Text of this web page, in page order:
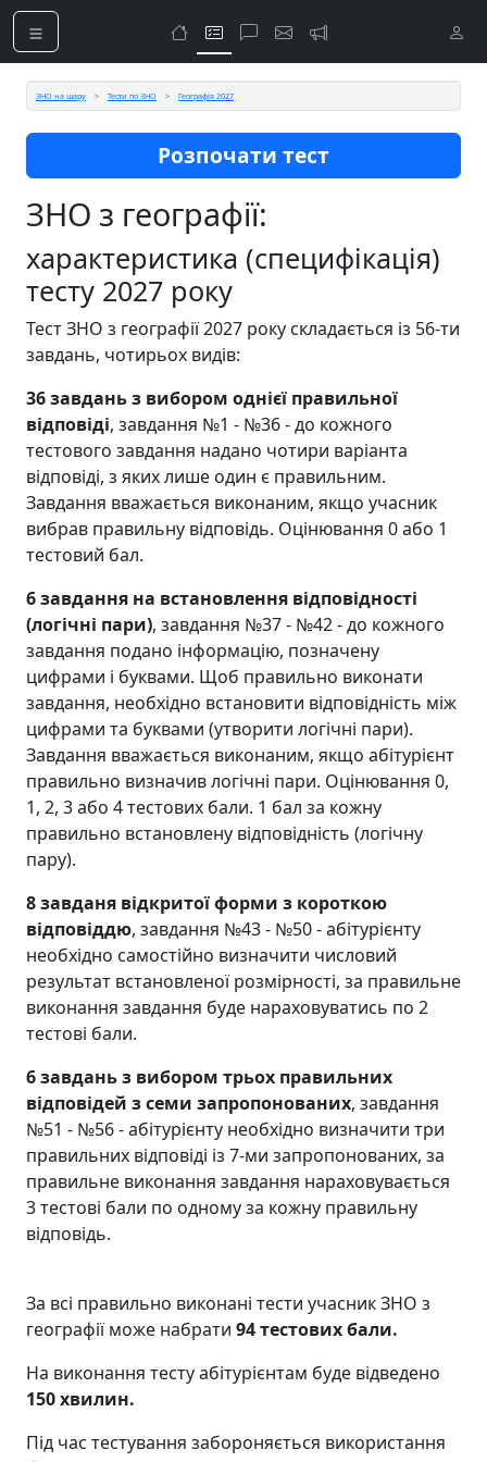
ЗНО на шару Тести по ЗНО Географія 2027
Розпочати тест
ЗНО з географії:
характеристика (специфікація)
тесту 2027 року
Тест ЗНО з географії 2027 року складається із 56-ти
завдань, чотирьох видів:
36 завдань з вибором однієї правильної
відповіді, завдання №1 - №36 - до кожного
тестового завдання надано чотири варіанта
відповіді, з яких лише один є правильним.
Завдання вважається виконаним, якщо учасник
вибрав правильну відповідь. Оцінювання 0 або 1
тестовий бал.
6 завдання на встановлення відповідності
(логічні пари), завдання №37 - №42 - до кожного
завдання подано інформацію, позначену
цифрами і буквами. Щоб правильно виконати
завдання, необхідно встановити відповідність між
цифрами та буквами (утворити логічні пари).
Завдання вважається виконаним, якщо абітурієнт
правильно визначив логічні пари. Оцінювання 0,
1, 2, 3 або 4 тестових бали. 1 бал за кожну
правильно встановлену відповідність (логічну
пару).
8 завданя відкритої форми з короткою
відповіддю, завдання №43 - №50 - абітурієнту
необхідно самостійно визначити числовий
результат встановленої розмірності, за правильне
виконання завдання буде нараховуватись по 2
тестові бали.
6 завдань з вибором трьох правильних
відповідей з семи запропонованих, завдання
№51 - №56 - абітурієнту необхідно визначити три
правильних відповіді із 7-ми запропонованих, за
правильне виконання завдання нараховувається
3 тестові бали по одному за кожну правильну
відповідь.
За всі правильно виконані тести учасник ЗНО з
географії може набрати 94 тестових бали.
На виконання тесту абітурієнтам буде відведено
150 хвилин.
Під час тестування забороняється використання